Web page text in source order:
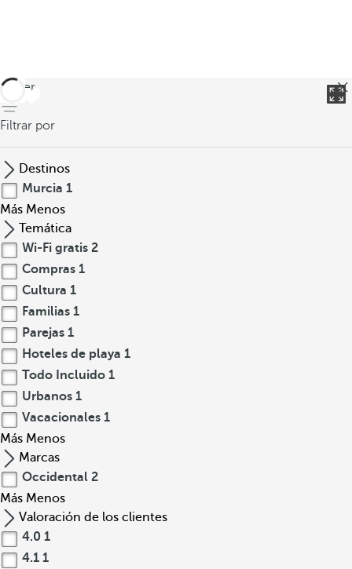
volver
Filtrar por
Destinos
Murcia 1
Más Menos
Temática
Wi-Fi gratis 2
Compras 1
Cultura 1
Familias 1
Parejas 1
Hoteles de playa 1
Todo Incluido 1
Urbanos 1
Vacacionales 1
Más Menos
Marcas
Occidental 2
Más Menos
Valoración de los clientes
4.0 1
4.1 1